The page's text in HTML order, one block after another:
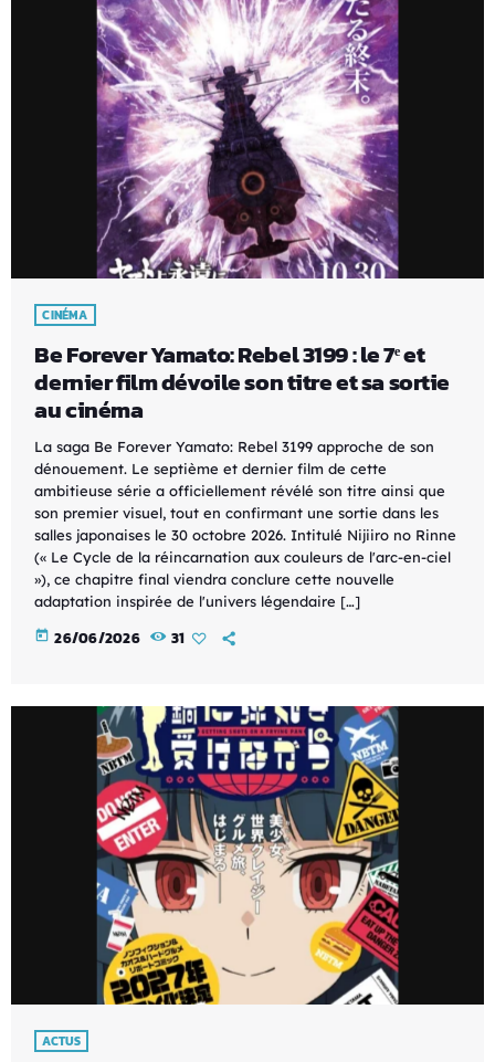
CINÉMA
Be Forever Yamato: Rebel 3199 : le 7ᵉ et
dernier film dévoile son titre et sa sortie
au cinéma
La saga Be Forever Yamato: Rebel 3199 approche de son
dénouement. Le septième et dernier film de cette
ambitieuse série a officiellement révélé son titre ainsi que
son premier visuel, tout en confirmant une sortie dans les
salles japonaises le 30 octobre 2026. Intitulé Nijiiro no Rinne
(« Le Cycle de la réincarnation aux couleurs de l'arc-en-ciel
»), ce chapitre final viendra conclure cette nouvelle
adaptation inspirée de l'univers légendaire […]
today 26/06/2026 31
ACTUS